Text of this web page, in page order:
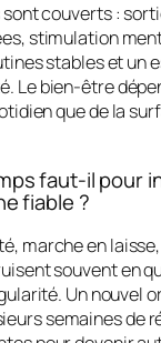
sont couverts :
stimulation
stables et un
Le bien-être
que de la
faut-il pour
fiable ?
marche en
souvent en
Un nouvel
semaines de